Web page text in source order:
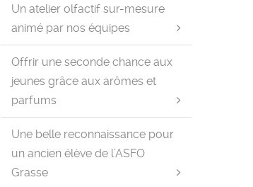
Un atelier olfactif sur-mesure
animé par nos équipes
Offrir une seconde chance aux
jeunes grâce aux arômes et
parfums
Une belle reconnaissance pour
un ancien élève de l’ASFO
Grasse